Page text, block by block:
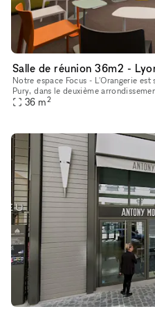
Salle de réunion 36m2 -
Notre espace Focus - L'Orangerie est situé rue Jacqueline et Roland de
Pury, dans le deuxième
développement qu'est Confluence. Il
36 m2